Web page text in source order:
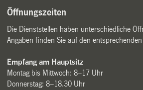
Öffnungszeiten
Die Dienststellen haben unterschiedliche
Angaben finden Sie auf den entsprechenden
Empfang am Hauptsitz
Montag bis Mittwoch: 8–17 Uhr
Donnerstag: 8–18.30 Uhr